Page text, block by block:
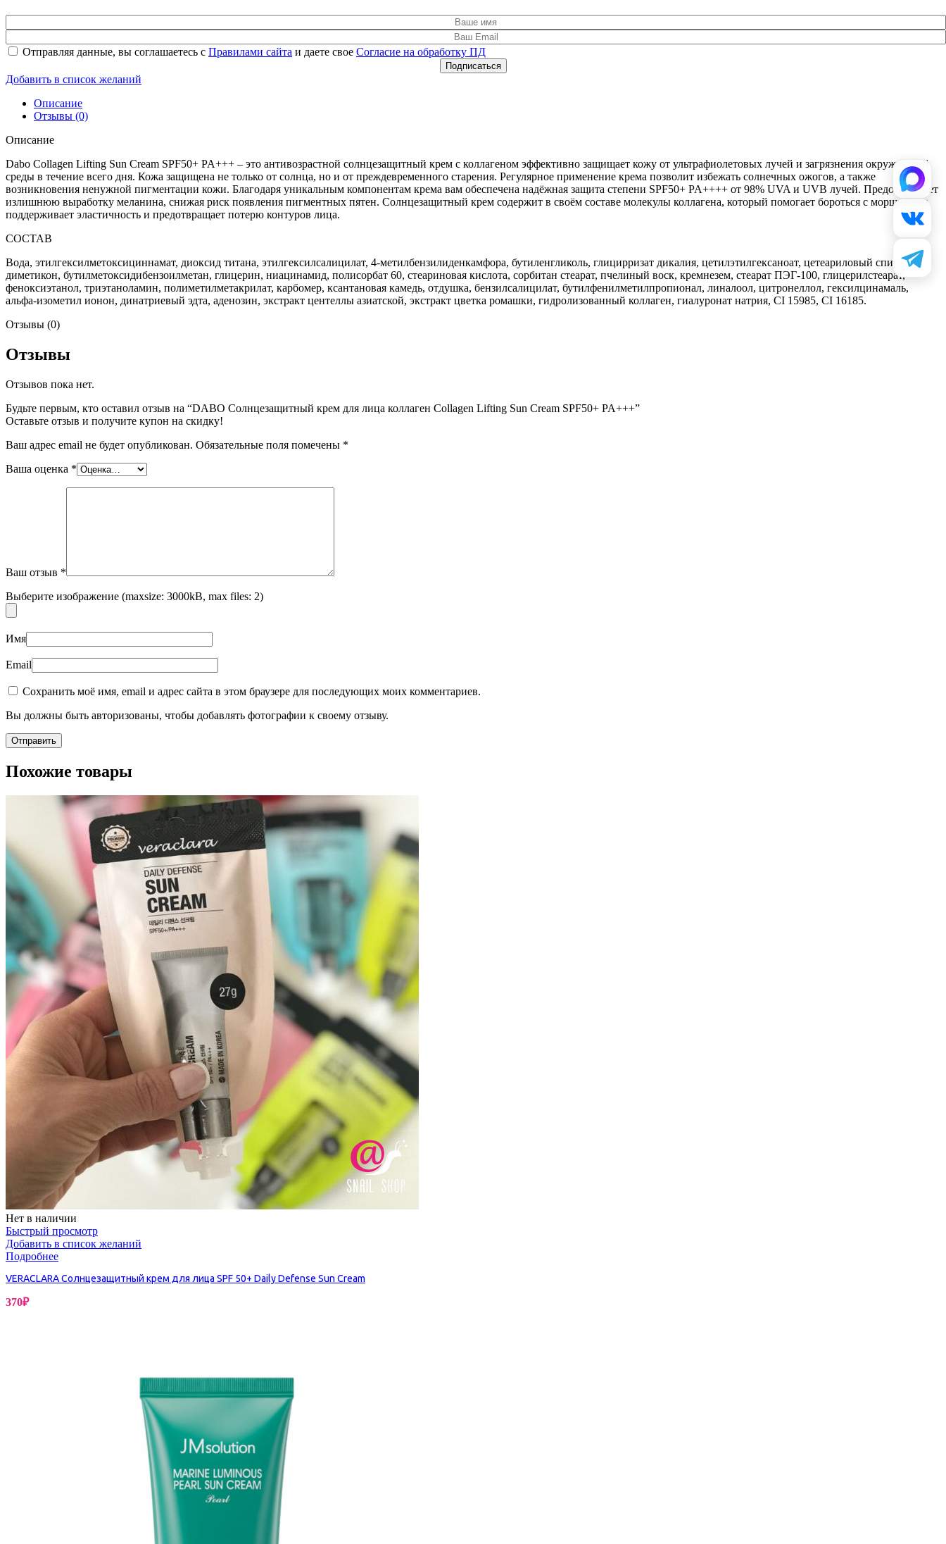
Бытовая химия
Отправляя данные, вы соглашаетесь с Правилами сайта и даете свое Согласие на обработку ПД
Подписаться
Добавить в список желаний
Описание
Отзывы (0)
Описание
Dabo Collagen Lifting Sun Cream SPF50+ PA+++ – это антивозрастной солнцезащитный крем с коллагеном эффективно защищает кожу от ультрафиолетовых лучей и загрязнения окружающей
среды в течение всего дня. Кожа защищена не только от солнца, но и от преждевременного старения. Регулярное применение крема позволит избежать солнечных ожогов, а также
возникновения ненужной пигментации кожи. Благодаря уникальным компонентам крема вам обеспечена надёжная защита степени SPF50+ PA++++ от 98% UVA и UVB лучей. Предотвращает
излишнюю выработку меланина, снижая риск появления пигментных пятен. Солнцезащитный крем cодержит в своём составе молекулы коллагена, который помогает бороться с морщинами,
поддерживает эластичность и предотвращает потерю контуров лица.
СОСТАВ
Вода, этилгексилметоксициннамат, диоксид титана, этилгексилсалицилат, 4-метилбензилиденкамфора, бутиленгликоль, глицирризат дикалия, цетилэтилгексаноат, цетеариловый спирт,
диметикон, бутилметоксидибензоилметан, глицерин, ниацинамид, полисорбат 60, стеариновая кислота, сорбитан стеарат, пчелиный воск, кремнезем, стеарат ПЭГ-100, глицерилстеарат,
феноксиэтанол, триэтаноламин, полиметилметакрилат, карбомер, ксантановая камедь, отдушка, бензилсалицилат, бутилфенилметилпропионал, линалоол, цитронеллол, гексилцинамаль,
альфа-изометил ионон, динатриевый эдта, аденозин, экстракт центеллы азиатской, экстракт цветка ромашки, гидролизованный коллаген, гиалуронат натрия, CI 15985, CI 16185.
Отзывы (0)
Отзывы
Отзывов пока нет.
Будьте первым, кто оставил отзыв на “DABO Солнцезащитный крем для лица коллаген Collagen Lifting Sun Cream SPF50+ PA+++”
Оставьте отзыв и получите купон на скидку!
Ваш адрес email не будет опубликован. Обязательные поля помечены *
Ваша оценка *
Ваш отзыв *
Выберите изображение (maxsize: 3000kB, max files: 2)
Имя
Email
Сохранить моё имя, email и адрес сайта в этом браузере для последующих моих комментариев.
Вы должны быть авторизованы, чтобы добавлять фотографии к своему отзыву.
Похожие товары
Нет в наличии
Быстрый просмотр
Добавить в список желаний
Подробнее
VERACLARA Солнцезащитный крем для лица SPF 50+ Daily Defense Sun Cream
370₽